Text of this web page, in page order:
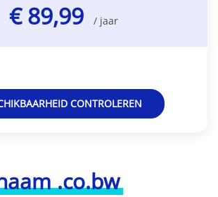
.co.bw
€ 89,99 / jaar
CONTROLEREN